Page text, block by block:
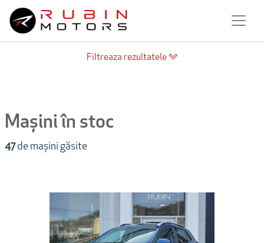
Filtreaza rezultatele
Mașini în stoc
47de mașini găsite